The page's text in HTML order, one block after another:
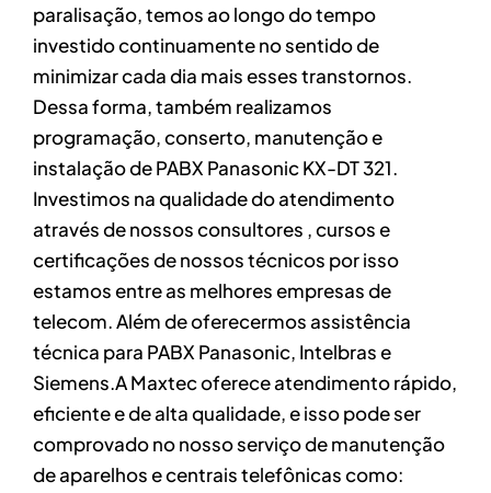
paralisação, temos ao longo do tempo
investido continuamente no sentido de
minimizar cada dia mais esses transtornos.
Dessa forma, também realizamos
programação, conserto, manutenção e
instalação de PABX Panasonic KX-DT 321.
Investimos na qualidade do atendimento
através de nossos consultores , cursos e
certificações de nossos técnicos por isso
estamos entre as melhores empresas de
telecom. Além de oferecermos assistência
técnica para PABX Panasonic, Intelbras e
Siemens.A Maxtec oferece atendimento rápido,
eficiente e de alta qualidade, e isso pode ser
comprovado no nosso serviço de manutenção
de aparelhos e centrais telefônicas como: